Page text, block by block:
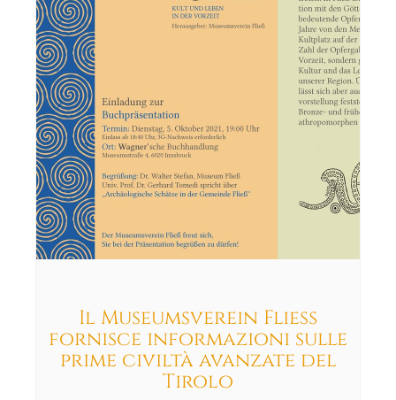
Il Museumsverein Fließ
fornisce informazioni sulle
prime civiltà avanzate del
Tirolo